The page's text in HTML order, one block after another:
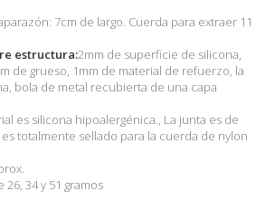
7cm de largo. Cuerda para extraer 11
estructura:2mm de superficie de silicona,
de grueso, 1mm de material de refuerzo, la
bola de metal recubierta de una capa
es silicona hipoalergénica., La junta es de
totalmente sellado para la cuerda de nylon
26, 34 y 51 gramos